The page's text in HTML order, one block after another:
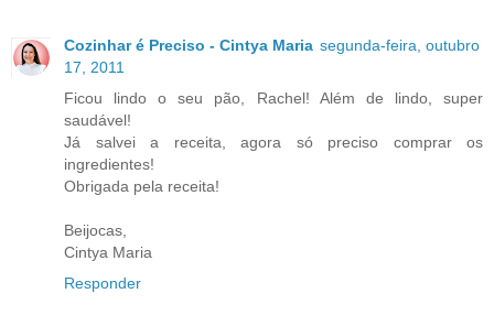
Cozinhar é Preciso - Cintya Maria segunda-feira, outubro
17, 2011
Ficou lindo o seu pão, Rachel! Além de lindo, super
saudável!
Já salvei a receita, agora só preciso comprar os
ingredientes!
Obrigada pela receita!
Beijocas,
Cintya Maria
Responder